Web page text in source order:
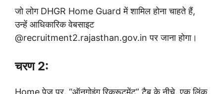
जो लोग DHGR Home Guard में शामिल होना चाहते हैं,
उन्हें आधिकारिक वेबसाइट
@recruitment2.rajasthan.gov.in पर जाना होगा।
चरण 2:
Home पेज पर, “ऑनगोइंग रिक्रूटमेंट” टैब के नीचे, एक लिंक